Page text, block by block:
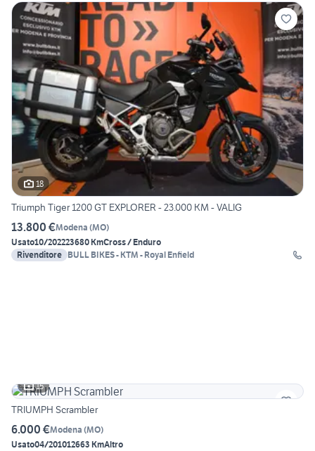
18
Triumph Tiger 1200 GT EXPLORER - 23.000 KM - VALIG
13.800 €Modena (MO)
Usato10/202223680 KmCross / Enduro
Rivenditore
BULL BIKES - KTM - Royal Enfield
15
TRIUMPH Scrambler
6.000 €Modena (MO)
Usato04/201012663 KmAltro